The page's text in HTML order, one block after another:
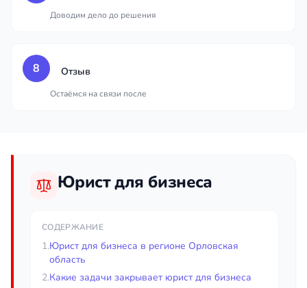
Доводим дело до решения
8 Отзыв
Остаёмся на связи после
Юрист для бизнеса
СОДЕРЖАНИЕ
1.Юрист для бизнеса в регионе Орловская
область
2.Какие задачи закрывает юрист для бизнеса